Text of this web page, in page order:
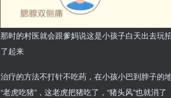
那时的村医就会跟爹妈说这是小孩子白天出去玩
了起来
治疗的方法不打针不吃药，在小孩小巴到脖子的
“老虎吃猪”，这老虎把猪吃了，“猪头风”也就消了